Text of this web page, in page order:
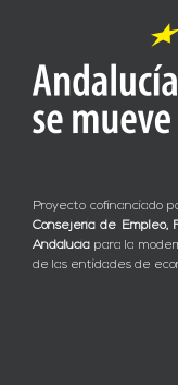
Proyecto cofinanciado
Consejería de Empleo,
Andalucía para la
de las entidades de